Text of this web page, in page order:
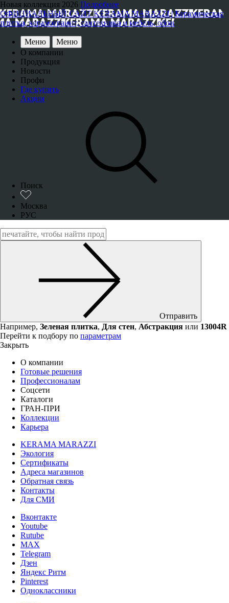
Новая коллекция 2026 Подробнее
ОФИЦИАЛЬНЫЙ САЙТ KERAMA MARAZZI | Керамическая
плитка, керамогранит, сантехника и мебель, обои
Меню
Меню
О компании
Продукция
Новости
Профи
Где купить
Акции
Поиск
Москва
РУС
Отправить
Например, Зеленая плитка, Для стен, Абстракция или 13004R
Перейти к подбору по параметрам
Закрыть
О компании
Готовые решения
Профессионалам
Соцсети
Каталоги
ГРАН-ПРИ
Коллекции
Карьера
KERAMA MARAZZI
Экология
Сертификаты
Адреса магазинов
Обратная связь
Контакты
Для СМИ
Вконтакте
Youtube
Rutube
MAX
Telegram
Дзен
Яндекс Ритм
Pinterest
Одноклассники